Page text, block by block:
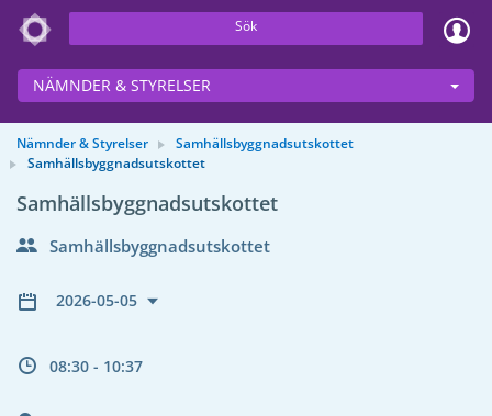
Sök
NÄMNDER & STYRELSER
Nämnder & Styrelser
Samhällsbyggnadsutskottet
Samhällsbyggnadsutskottet
Samhällsbyggnadsutskottet
Samhällsbyggnadsutskottet
2026-05-05
08:30 - 10:37